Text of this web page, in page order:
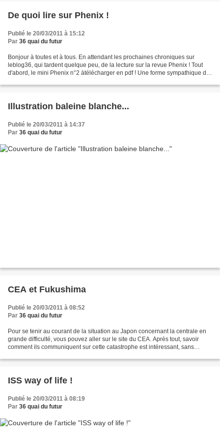
De quoi lire sur Phenix !
Publié le 20/03/2011 à 15:12
Par 36 quai du futur
Bonjour à toutes et à tous. En attendant les prochaines chroniques sur
leblog36, qui tardent quelque peu, de la lecture sur la revue Phenix ! Tout
d'abord, le mini Phenix n°2 àtélécharger en pdf ! Une forme sympathique de
Illustration baleine blanche...
Publié le 20/03/2011 à 14:37
Par 36 quai du futur
CEA et Fukushima
Publié le 20/03/2011 à 08:52
Par 36 quai du futur
Pour se tenir au courant de la situation au Japon concernant la centrale en
grande difficulté, vous pouvez aller sur le site du CEA. Après tout, savoir
comment ils communiquent sur cette catastrophe est intéressant, sans
ISS way of life !
Publié le 20/03/2011 à 08:19
Par 36 quai du futur